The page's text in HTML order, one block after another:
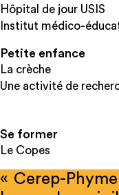
Hôpital de jour USIS
Institut médico-
Petite enfance
La crèche
Une activité de
Se former
Le Copes
« Cerep-